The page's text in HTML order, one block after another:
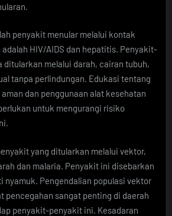
penyakit menular melalui kontak
HIV/AIDS dan hepatitis. Penyakit-
ditularkan melalui darah, cairan tubuh,
tanpa perlindungan. Edukasi tentang
dan penggunaan alat kesehatan
untuk mengurangi risiko
yang ditularkan melalui vektor,
dan malaria. Penyakit ini disebarkan
nyamuk. Pengendalian populasi vektor
pencegahan sangat penting di daerah
penyakit-penyakit ini. Kesadaran